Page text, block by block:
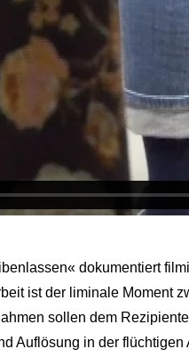
dokumentiert
ist der liminale Moment
sollen dem
Auflösung in der